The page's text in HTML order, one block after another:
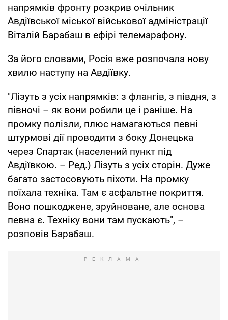
напрямків фронту розкрив очільник
Авдіївської міської військової адміністрації
Віталій Барабаш в ефірі телемарафону.
За його словами, Росія вже розпочала нову
хвилю наступу на Авдіївку.
"Лізуть з усіх напрямків: з флангів, з півдня, з
півночі – як вони робили це і раніше. На
промку полізли, плюс намагаються певні
штурмові дії проводити з боку Донецька
через Спартак (населений пункт під
Авдіївкою. – Ред.) Лізуть з усіх сторін. Дуже
багато застосовують піхоти. На промку
поїхала техніка. Там є асфальтне покриття.
Воно пошкоджене, зруйноване, але основа
певна є. Техніку вони там пускають", –
розповів Барабаш.